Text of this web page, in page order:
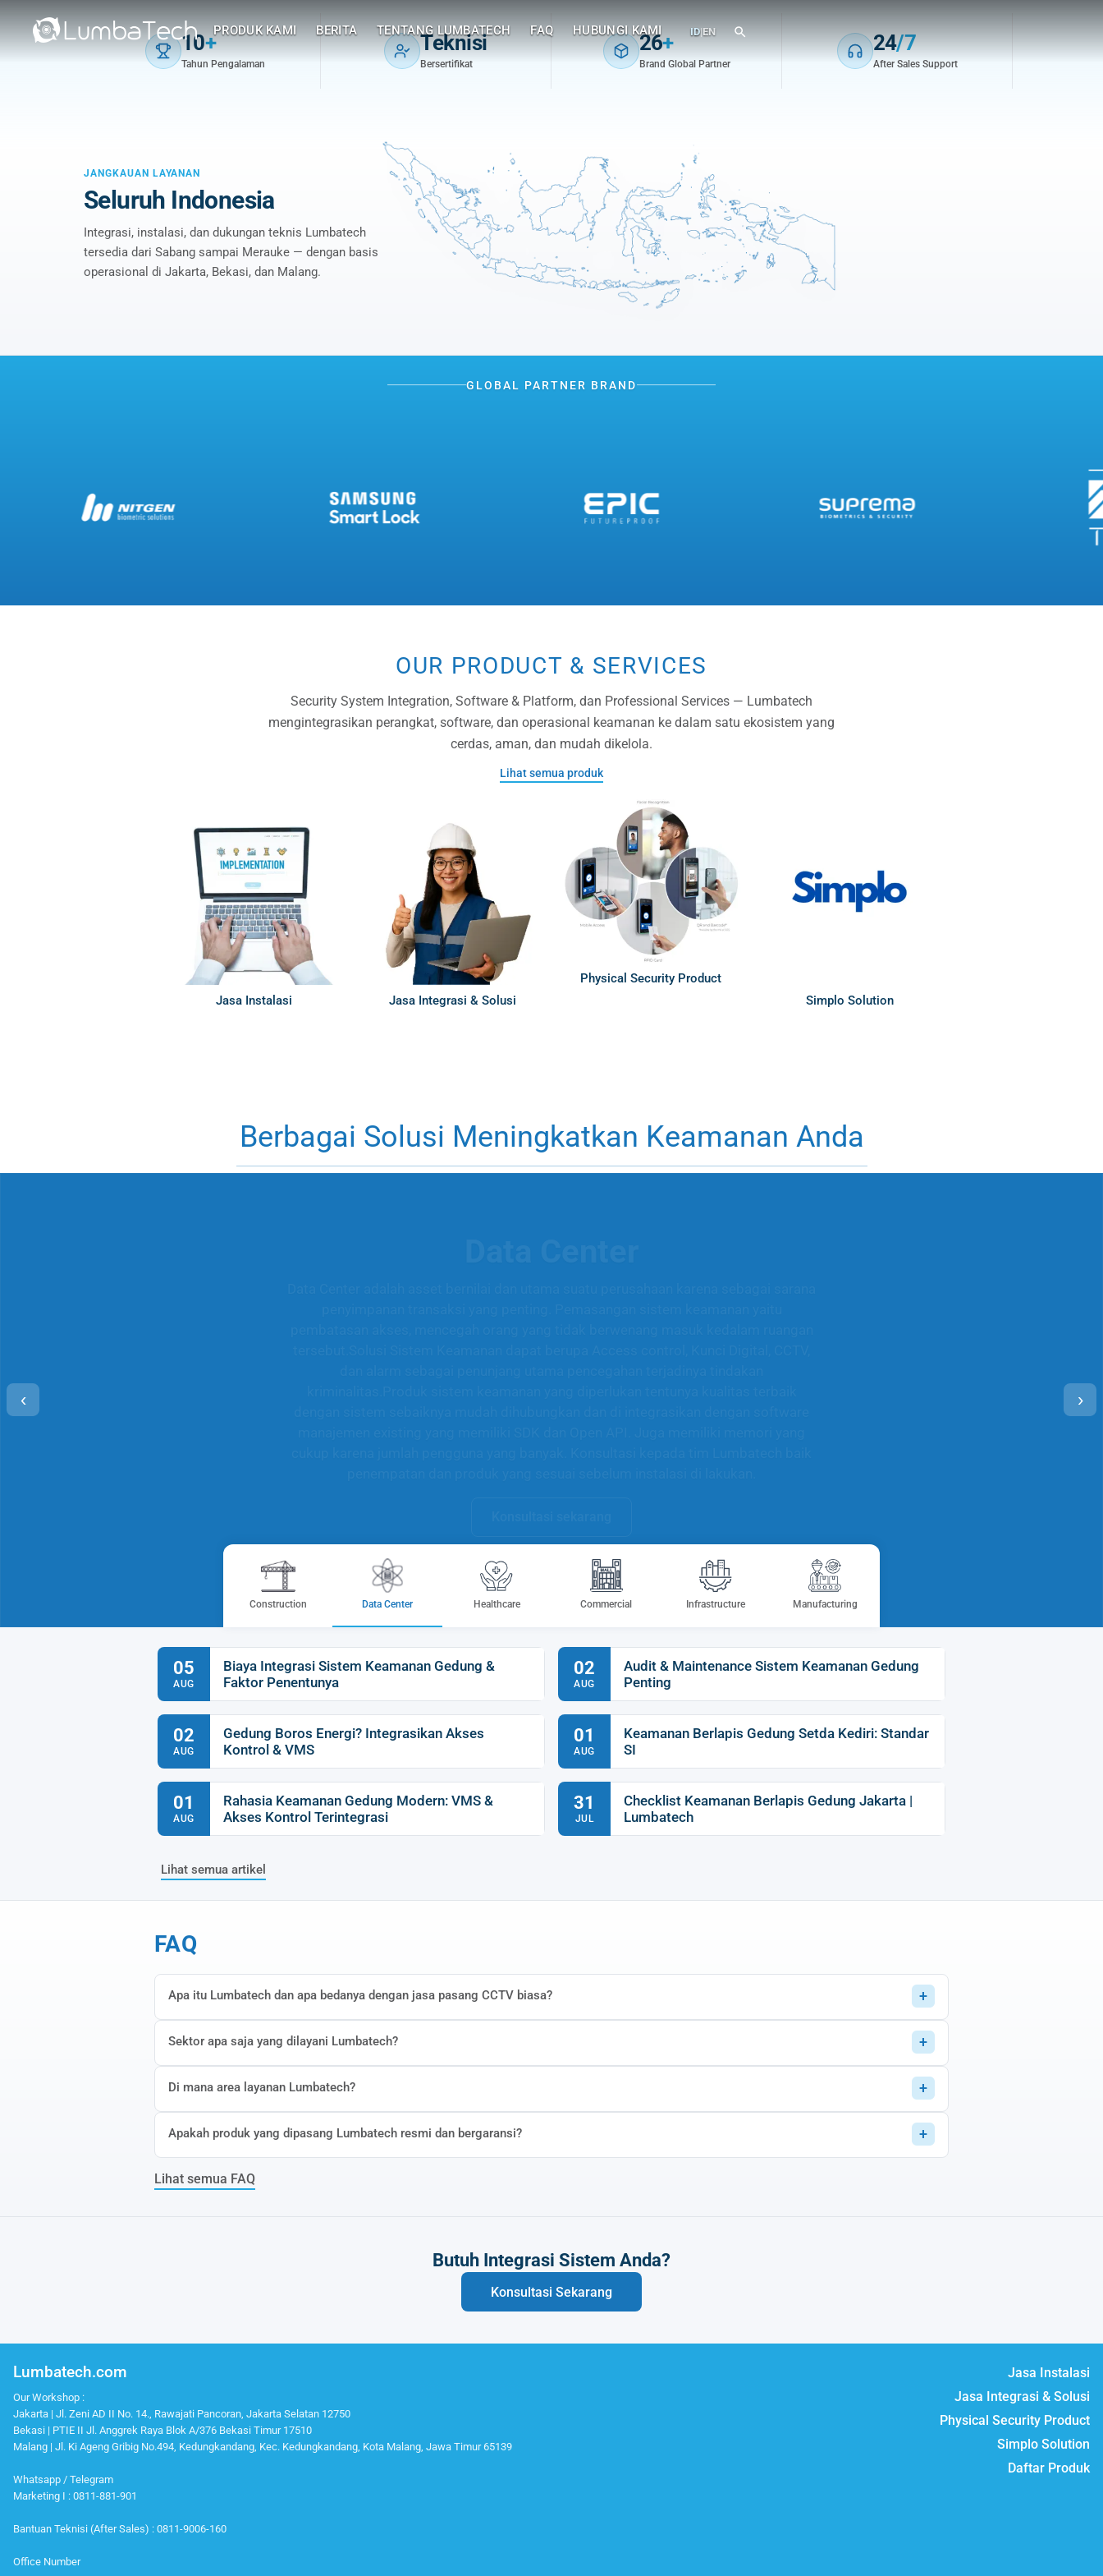
PRODUK KAMI BERITA TENTANG LUMBATECH FAQ HUBUNGI KAMI ID|EN
Jaga
Mereka
Aman
Maintanance
dengan Ahlinya
Learn More
Protect
Your
Assets
With Anti Theft Digital
Learn More
System Integrator Security System Jakarta — Lumbatech
10+
Tahun Pengalaman
Teknisi
Bersertifikat
26+
Brand Global Partner
24/7
After Sales Support
JANGKAUAN LAYANAN
Seluruh Indonesia
Integrasi, instalasi, dan dukungan teknis Lumbatech
tersedia dari Sabang sampai Merauke — dengan basis
operasional di Jakarta, Bekasi, dan Malang.
GLOBAL PARTNER BRAND
OUR PRODUCT & SERVICES
Security System Integration, Software & Platform, dan Professional Services — Lumbatech
mengintegrasikan perangkat, software, dan operasional keamanan ke dalam satu ekosistem yang
cerdas, aman, dan mudah dikelola.
Lihat semua produk
Jasa Instalasi Jasa Integrasi & Solusi
Physical Security Product
Simplo Solution
Berbagai Solusi Meningkatkan Keamanan Anda
Construction Data Center Healthcare Commercial Infrastructure Manufacturing
‹ ›
05
AUG
Biaya Integrasi Sistem Keamanan Gedung &
Faktor Penentunya
02
AUG
Audit & Maintenance Sistem Keamanan Gedung
Penting
02
AUG
Gedung Boros Energi? Integrasikan Akses
Kontrol & VMS
01
AUG
Keamanan Berlapis Gedung Setda Kediri: Standar
SI
01
AUG
Rahasia Keamanan Gedung Modern: VMS &
Akses Kontrol Terintegrasi
31
JUL
Checklist Keamanan Berlapis Gedung Jakarta |
Lumbatech
Lihat semua artikel
FAQ
Apa itu Lumbatech dan apa bedanya dengan jasa pasang CCTV biasa?
Sektor apa saja yang dilayani Lumbatech?
Di mana area layanan Lumbatech?
Apakah produk yang dipasang Lumbatech resmi dan bergaransi?
Lihat semua FAQ
Butuh Integrasi Sistem Anda?
Konsultasi Sekarang
Jasa Instalasi
Jasa Integrasi & Solusi
Physical Security Product
Simplo Solution
Daftar Produk
Lumbatech.com
Our Workshop :
Jakarta | Jl. Zeni AD II No. 14., Rawajati Pancoran, Jakarta Selatan 12750
Bekasi | PTIE II Jl. Anggrek Raya Blok A/376 Bekasi Timur 17510
Malang | Jl. Ki Ageng Gribig No.494, Kedungkandang, Kec. Kedungkandang, Kota Malang, Jawa Timur 65139
Whatsapp / Telegram
Marketing I : 0811-881-901
Bantuan Teknisi (After Sales) : 0811-9006-160
Office Number